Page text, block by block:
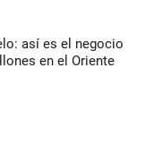
así es el negocio
en el Oriente